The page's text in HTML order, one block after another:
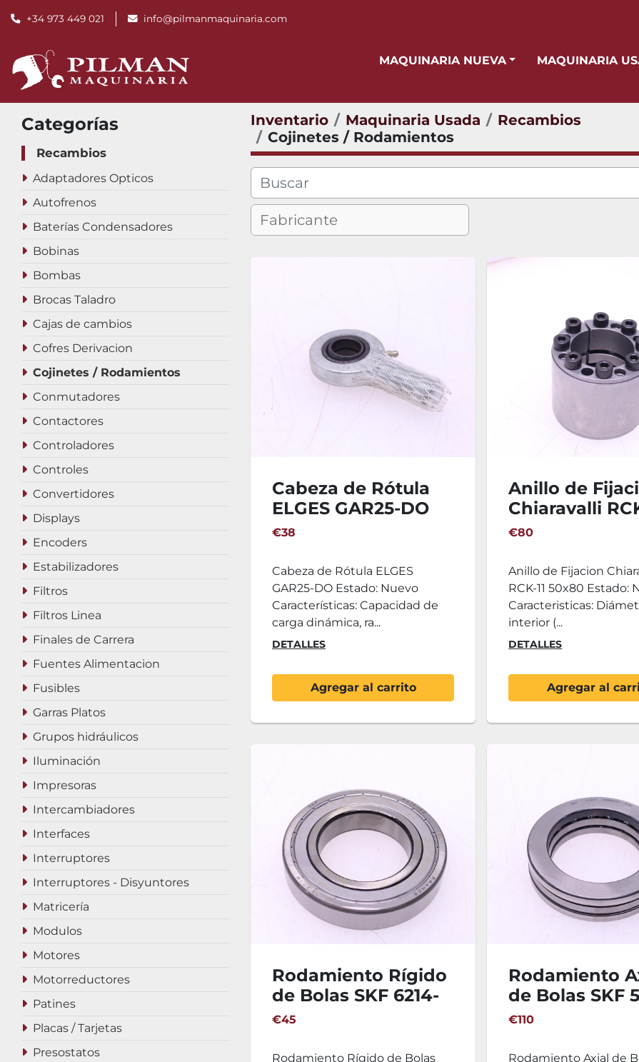
+34 973 449 021 info@pilmanmaquinaria.com
MAQUINARIA NUEVA MAQUINARIA
Categorías
Recambios
Adaptadores Opticos
Autofrenos
Baterías Condensadores
Bobinas
Bombas
Brocas Taladro
Cajas de cambios
Cofres Derivacion
Cojinetes / Rodamientos
Conmutadores
Contactores
Controladores
Controles
Convertidores
Displays
Encoders
Estabilizadores
Filtros
Filtros Linea
Finales de Carrera
Fuentes Alimentacion
Fusibles
Garras Platos
Grupos hidráulicos
Iluminación
Impresoras
Intercambiadores
Interfaces
Interruptores
Interruptores - Disyuntores
Matricería
Modulos
Motores
Motorreductores
Patines
Placas / Tarjetas
Presostatos
Inventario Maquinaria Usada
Recambios
Cojinetes / Rodamientos
Cabeza de Rótula
ELGES GAR25-DO
€38
Cabeza de Rótula ELGES
GAR25-DO Estado: Nuevo
Características: Capacidad de
carga dinámica, ra...
DETALLES
Agregar al carrito
Anillo de
Chiaravalli
50x80
€80
Anillo de Fijacion
RCK-11 50x80 Estado:
Caracteristicas:
interior (...
DETALLES
Agregar al
Rodamiento Rígido
de Bolas SKF 6214-
2Z
€45
Rodamiento Rígido de Bolas
Rodamiento
de Bolas SKF
€110
Rodamiento Axial de